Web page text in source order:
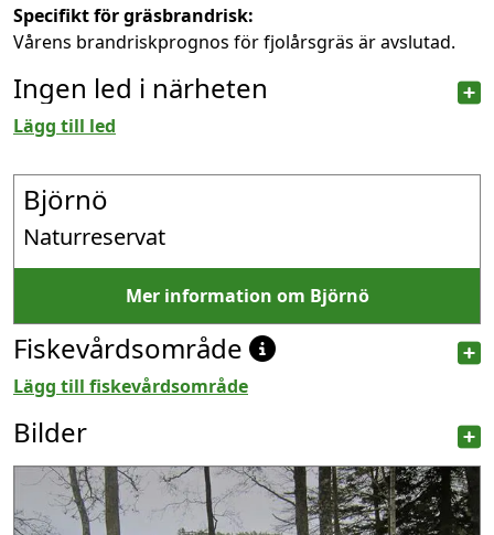
Specifikt för gräsbrandrisk:
Vårens brandriskprognos för fjolårsgräs är avslutad.
Ingen led i närheten
Lägg till led
Björnö
Naturreservat
Mer information om Björnö
Fiskevårdsområde
Lägg till fiskevårdsområde
Bilder